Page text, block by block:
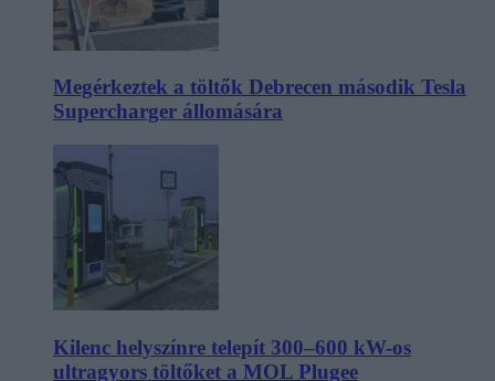
Megérkeztek a töltők Debrecen második Tesla
Supercharger állomására
Kilenc helyszínre telepít 300–600 kW-os
ultragyors töltőket a MOL Plugee